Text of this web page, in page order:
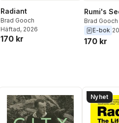
Radiant
Brad Gooch
Häftad, 2026
170 kr
Rumi's
Brad Gooch
E-bok
170 kr
Nyhet